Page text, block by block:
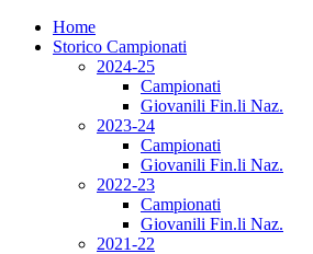
Home
Storico Campionati
2024-25
Campionati
Giovanili Fin.li Naz.
2023-24
Campionati
Giovanili Fin.li Naz.
2022-23
Campionati
Giovanili Fin.li Naz.
2021-22